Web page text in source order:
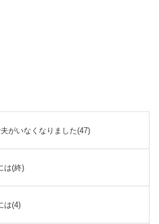
がいなくなりました(47)
は(終)
は(4)